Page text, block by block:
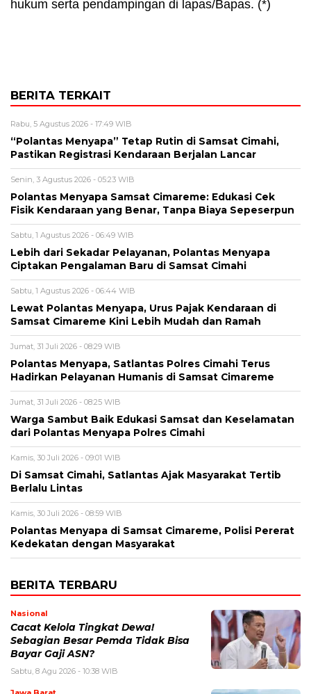
hukum serta pendampingan di lapas/Bapas. (*)
BERITA TERKAIT
Rabu, 5 Agustus 2026 - 17:49 WIB
“Polantas Menyapa” Tetap Rutin di Samsat Cimahi,
Pastikan Registrasi Kendaraan Berjalan Lancar
Senin, 3 Agustus 2026 - 05:23 WIB
Polantas Menyapa Samsat Cimareme: Edukasi Cek
Fisik Kendaraan yang Benar, Tanpa Biaya Sepeserpun
Sabtu, 1 Agustus 2026 - 06:49 WIB
Lebih dari Sekadar Pelayanan, Polantas Menyapa
Ciptakan Pengalaman Baru di Samsat Cimahi
Sabtu, 1 Agustus 2026 - 06:44 WIB
Lewat Polantas Menyapa, Urus Pajak Kendaraan di
Samsat Cimareme Kini Lebih Mudah dan Ramah
Jumat, 31 Juli 2026 - 08:29 WIB
Polantas Menyapa, Satlantas Polres Cimahi Terus
Hadirkan Pelayanan Humanis di Samsat Cimareme
Jumat, 31 Juli 2026 - 08:25 WIB
Warga Sambut Baik Edukasi Samsat dan Keselamatan
dari Polantas Menyapa Polres Cimahi
Kamis, 30 Juli 2026 - 09:01 WIB
Di Samsat Cimahi, Satlantas Ajak Masyarakat Tertib
Berlalu Lintas
Kamis, 30 Juli 2026 - 08:59 WIB
Polantas Menyapa di Samsat Cimareme, Polisi Pererat
Kedekatan dengan Masyarakat
BERITA TERBARU
Nasional
Cacat Kelola Tingkat Dewa!
Sebagian Besar Pemda Tidak Bisa
Bayar Gaji ASN?
Sabtu, 8 Agu 2026 - 10:38 WIB